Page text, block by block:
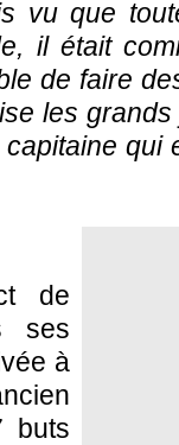
vu que
il était
de faire
les
qui
de
ses
à
buts